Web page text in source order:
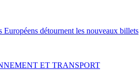
Européens détournent les nouveaux billets
ET TRANSPORT